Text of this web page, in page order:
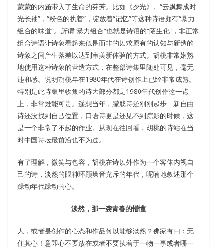
蒙蒙的内涵带入了生命的芬芳。比如《夕光》。“云飘舞成时
光长袖”，“粉色的执着”，绽放着“记忆”等这种诗语颇有“暴力
组合的味道”。所谓“暴力组合”也就是诗语的“陌生化”，非正常
组合诗语让诗象看起来似是而非的以求原有的认知与新造的
诗象之间产生落差以达到审美新体验的方式。胡桃非常娴熟
地使用这种诗象的营造方式，在整部诗集里随处可见，毫无
违和感。说明胡桃早在1980年代在诗创作上已经非常成熟。
特别是此诗集里收集的诗大部分都是1980年代创作这一点
上，非常难能可贵。遥想当年，朦胧诗还刚刚起步，新自由
诗还没找到自己位置，口语诗更是还见不到踪影的时候，这
是一个非常了不起的作业。从现在往回看，胡桃的诗站在当
时中国诗坛最前沿也不为过。
有了理解，微笑与包容，胡桃在诗以外作为一个客体内视自
己的诗，淡然的眼神环顾噪音充斥的年代，呢喃地叙述那个
躁动年代躁动的心。
淡然，那一袭青春的懵懂
人，或者是创作的心态和作品何以能够淡然？佛家有曰：无
住其心！意即心不要放在或者不要执着于一物一事或者哪一